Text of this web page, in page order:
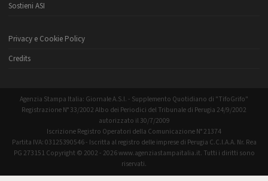
Sostieni ASI
Privacy e Cookie Policy
Credits
Agenzia Stampa Italia: Giornale A.S.I. - Supplemento Quotidiano di "TifoGrifo"
Registrazione N° 33/2002 Albo dei Periodici del Tribunale di Perugia 24/9/2002
autorizzato il 30/7/2009
Iscrizione Registro Operatori della Comunicazione N° 21374
Partita IVA: 03125390546 - Iscritta al registro delle imprese di Perugia C.C.I.A.A. Nr. Rea
PG 273151 Copyright © 2002 - 2026 www.agenziastampaitalia.it. Tutti i diritti sono
riservati.